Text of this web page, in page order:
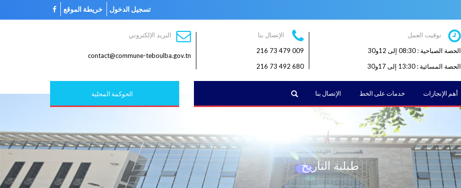
تسجيل الدخول خريطة الموقع
توقيت العمل
الحصة الصباحية : 08:30 إلى 12و30
الحصة المسائية : 13:30 إلى 17و30
الإتصال بنا
009 479 73 216
680 492 73 216
البريد الإلكتروني
contact@commune-teboulba.gov.tn
طبلبة التاريخ
أهم الإنجازات خدمات على الخط الإتصال بنا البحث الحوكمة المحلية